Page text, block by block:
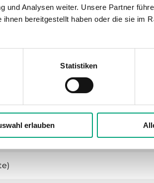
und Analysen weiter. Unsere Partner
bereitgestellt haben oder die sie im
Statistiken
erlauben
25, Kvs 0,25-7, Messing,
according to ISO 228/1